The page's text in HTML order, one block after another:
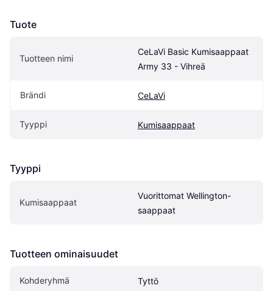
Tuote
Tuotteen nimi
CeLaVi Basic Kumisaappaat
Army 33 - Vihreä
Brändi CeLaVi
Tyyppi Kumisaappaat
Tyyppi
Kumisaappaat
Vuorittomat Wellington-
saappaat
Tuotteen ominaisuudet
Kohderyhmä Tyttö